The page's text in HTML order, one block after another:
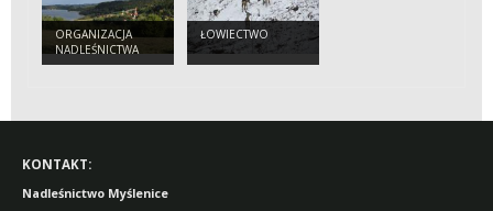
ORGANIZACJA
NADLEŚNICTWA
ŁOWIECTWO
KONTAKT:
Nadleśnictwo Myślenice